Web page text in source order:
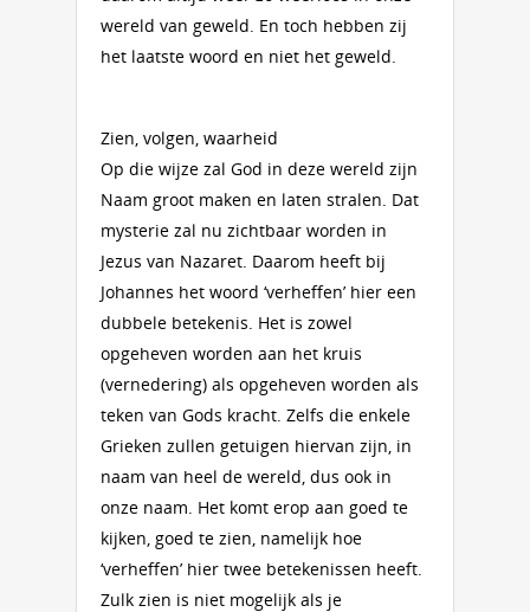
wereld van geweld. En toch hebben zij
het laatste woord en niet het geweld.
Zien, volgen, waarheid
Op die wijze zal God in deze wereld zijn
Naam groot maken en laten stralen. Dat
mysterie zal nu zichtbaar worden in
Jezus van Nazaret. Daarom heeft bij
Johannes het woord ‘verheffen’ hier een
dubbele betekenis. Het is zowel
opgeheven worden aan het kruis
(vernedering) als opgeheven worden als
teken van Gods kracht. Zelfs die enkele
Grieken zullen getuigen hiervan zijn, in
naam van heel de wereld, dus ook in
onze naam. Het komt erop aan goed te
kijken, goed te zien, namelijk hoe
‘verheffen’ hier twee betekenissen heeft.
Zulk zien is niet mogelijk als je